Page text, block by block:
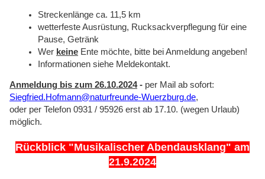
Streckenlänge ca. 11,5 km
wetterfeste Ausrüstung, Rucksackverpflegung für eine
Pause, Getränk
Wer keine Ente möchte, bitte bei Anmeldung angeben!
Informationen siehe Meldekontakt.
Anmeldung bis zum 26.10.2024- per Mail ab sofort:
Siegfried.Hofmann@naturfreunde-Wuerzburg.de,
oder per Telefon 0931 / 95926 erst ab 17.10. (wegen Urlaub)
möglich.
Rückblick "Musikalischer Abendausklang" am
21.9.2024